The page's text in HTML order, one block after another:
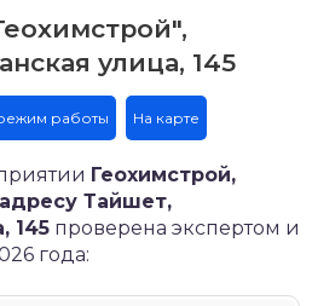
улица, 145
работы На карте
Геохимстрой,
Тайшет,
145 проверена экспертом и
года: